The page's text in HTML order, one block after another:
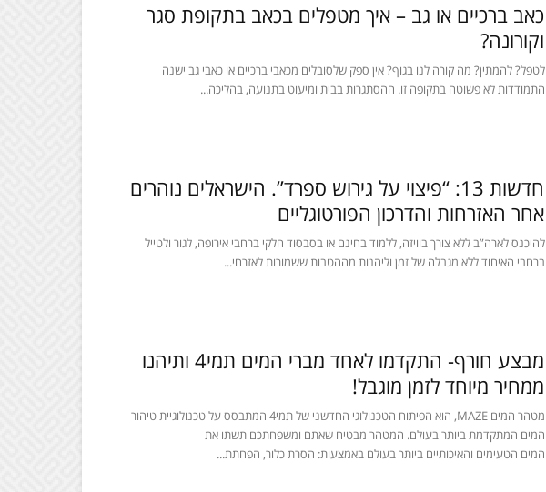
כאב ברכיים או גב – איך מטפלים בכאב בתקופת סגר
וקורונה?
לטפל? להמתין? מה קורה לנו בגוף? אין ספק שלסובלים מכאבי ברכיים או כאבי גב ישנה
התמודדות לא פשוטה בתקופה זו. ההסתגרות בבית ומיעוט בתנועה, בהליכה...
חדשות 13: “פיצוי על גירוש ספרד”. הישראלים נוהרים
אחר האזרחות והדרכון הפורטוגליים
להיכנס לארה”ב ללא צורך בוויזה, ללמוד בחינם או בסבסוד חלקי ברחבי אירופה, לגור ולטייל
ברחבי האיחוד ללא מגבלה של זמן וליהנות מההטבות ששמורות לאזרחי...
מבצע חורף- התקדמו לאחד מברי המים תמי4 ותיהנו
ממחיר מיוחד לזמן מוגבל!
מטהר המים MAZE, הוא הפיתוח הטכנולוגי החדשני של תמי4 המתבסס על טכנולוגיית טיהור
המים המתקדמת ביותר בעולם. המטהר מבטיח שאתם ומשפחתכם תשתו את
המים הטעימים והאיכותיים ביותר בעולם באמצעות: הסרת כלור, הפחתת...